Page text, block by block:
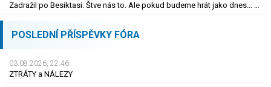
Zadražil po Besiktasi: Štve nás to. Ale pokud budeme hrát jako dnes... Co se stalo u gólu?
POSLEDNÍ PŘÍSPĚVKY FÓRA
03.08.2026, 22.46
ZTRÁTY a NÁLEZY